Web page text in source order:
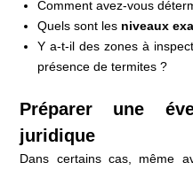
Comment avez-vous
Quels sont les niveaux
Y a-t-il des zones à
présence de termites ?
Préparer une
juridique
Dans certains cas, même